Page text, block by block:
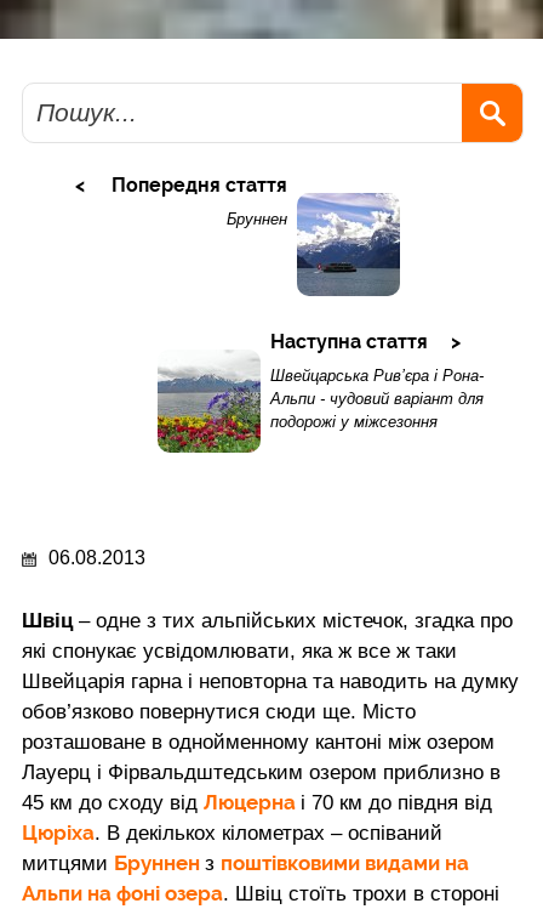
Пошук
Попередня стаття
Бруннен
Наступна стаття
Швейцарська Рив’єра і Рона-
Альпи - чудовий варіант для
подорожі у міжсезоння
06.08.2013
Швіц – одне з тих альпійських містечок, згадка про
які спонукає усвідомлювати, яка ж все ж таки
Швейцарія гарна і неповторна та наводить на думку
обов’язково повернутися сюди ще. Місто
розташоване в однойменному кантоні між озером
Лауерц і Фірвальдштедським озером приблизно в
45 км до сходу від Люцерна і 70 км до півдня від
Цюріха. В декількох кілометрах – оспіваний
митцями Бруннен з поштівковими видами на
Альпи на фоні озера. Швіц стоїть трохи в стороні